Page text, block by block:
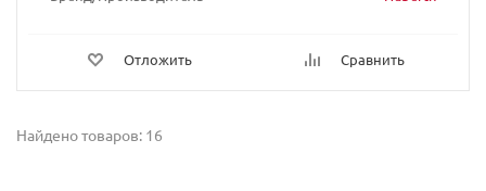
Отложить Сравнить
Найдено товаров: 16